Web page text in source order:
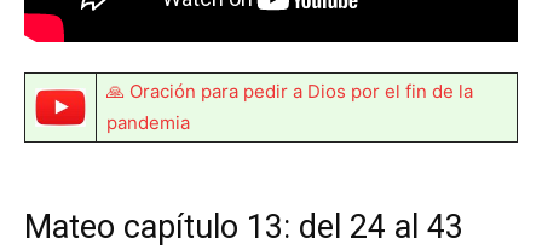
🙏 Oración para pedir a Dios por el fin de la
pandemia
Mateo capítulo 13: del 24 al 43